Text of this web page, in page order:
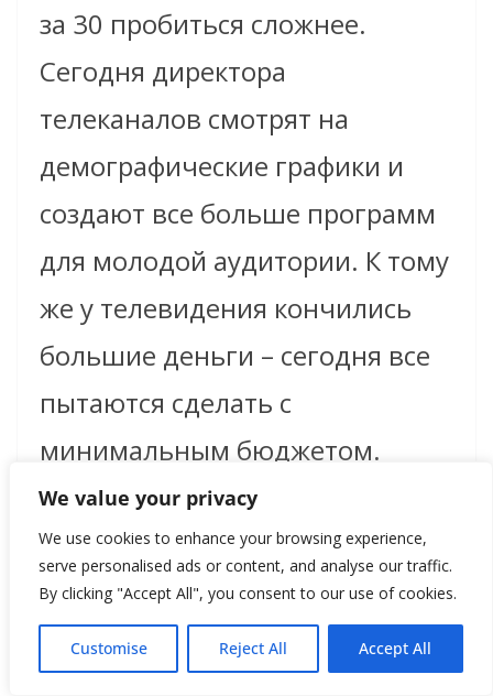
We value your privacy
We use cookies to enhance your browsing experience,
serve personalised ads or content, and analyse our traffic.
By clicking "Accept All", you consent to our use of cookies.
Customise Reject All Accept All
за 30 пробиться сложнее.
Сегодня директора
телеканалов смотрят на
демографические графики и
создают все больше программ
для молодой аудитории. К тому
же у телевидения кончились
большие деньги – сегодня все
пытаются сделать с
минимальным бюджетом.
»А у вас есть время смотреть
телевизор?
Иногда. Слава богу, есть «Скай-